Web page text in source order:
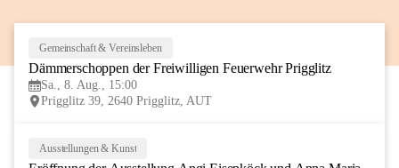
Gemeinschaft & Vereinsleben
Dämmerschoppen der Freiwilligen Feuerwehr Prigglitz
Sa., 8. Aug., 15:00
Prigglitz 39, 2640 Prigglitz, AUT
Ausstellungen & Kunst